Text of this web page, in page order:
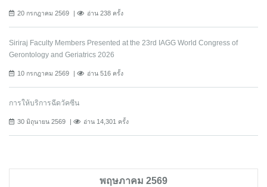
20 กรกฎาคม 2569 อ่าน 238 ครั้ง
Siriraj Faculty Members Presented at the 23rd IAGG World Congress of
Gerontology and Geriatrics 2026
10 กรกฎาคม 2569 อ่าน 516 ครั้ง
การให้บริการฉีดวัคซีน
30 มิถุนายน 2569 อ่าน 14,301 ครั้ง
พฤษภาคม 2569